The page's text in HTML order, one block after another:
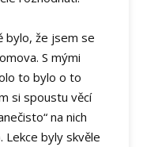
bylo, že jsem se
S mými
to bylo o to
si spoustu věcí
na nich
byly skvěle